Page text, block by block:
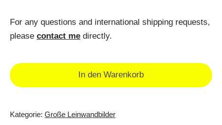
For any questions and international shipping requests,
please contact me directly.
In den Warenkorb
Kategorie: Große Leinwandbilder